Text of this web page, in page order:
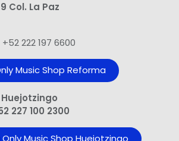
Col. La Paz
222 197 6600
Music Shop​ Reforma
227 100 2300
Music Shop Huejotzingo